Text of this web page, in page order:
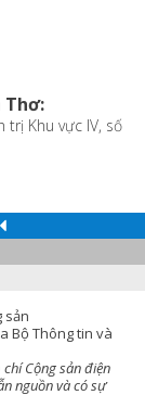
Thơ:
trị Khu vực IV, số
sản
Bộ Thông tin và
Cộng sản điện
nguồn và có sự